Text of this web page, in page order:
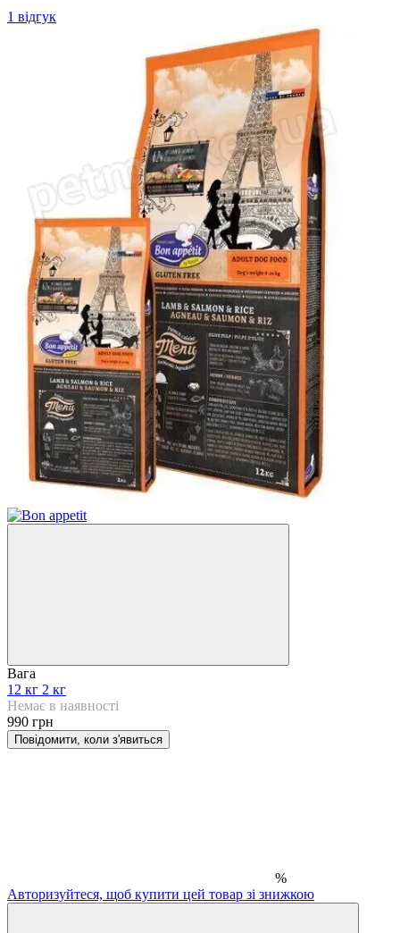
1 відгук
Вага
12 кг 2 кг
Немає в наявності
990 грн
Повідомити, коли з'явиться
%
Авторизуйтеся, щоб купити цей товар зі знижкою